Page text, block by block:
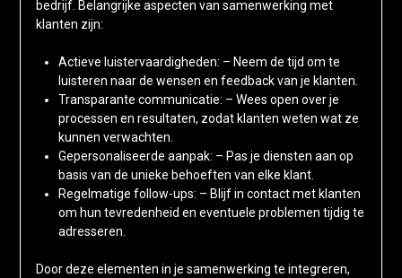
bedrijf. Belangrijke aspecten van samenwerking met
klanten zijn:
Actieve luistervaardigheden: – Neem de tijd om te
luisteren naar de wensen en feedback van je klanten.
Transparante communicatie: – Wees open over je
processen en resultaten, zodat klanten weten wat ze
kunnen verwachten.
Gepersonaliseerde aanpak: – Pas je diensten aan op
basis van de unieke behoeften van elke klant.
Regelmatige follow-ups: – Blijf in contact met klanten
om hun tevredenheid en eventuele problemen tijdig te
adresseren.
Door deze elementen in je samenwerking te integreren,